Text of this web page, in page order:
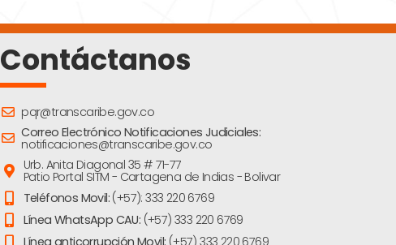
Contáctanos
pqr@transcaribe.gov.co
Correo Electrónico Notificaciones Judiciales:
notificaciones@transcaribe.gov.co
Urb. Anita Diagonal 35 # 71-77
Patio Portal SITM - Cartagena de Indias - Bolivar
Teléfonos Movil: (+57): 333 220 6769
Línea WhatsApp CAU: (+57) 333 220 6769
Línea anticorrupción Movil: (+57) 333 220 6769